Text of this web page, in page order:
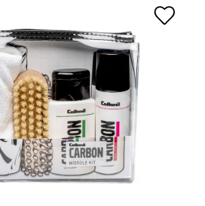
de cuidados para la
entresuela
limpiador de entresuela y el sellador
de la serie de Carbon-Lab
para la limpieza efectiva de la